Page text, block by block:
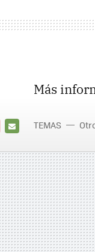
Más
MAIL
TEMAS